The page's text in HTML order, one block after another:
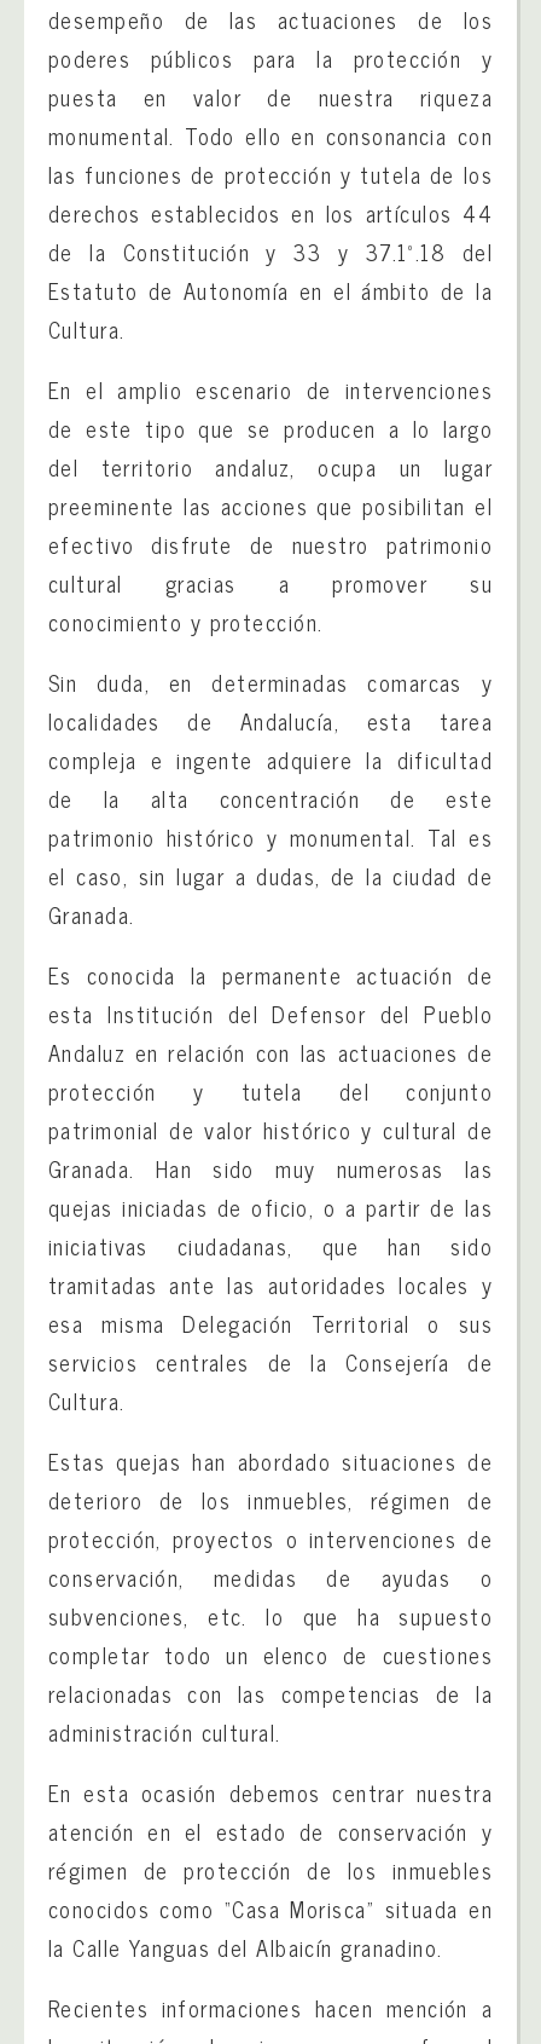
desempeño de las actuaciones de los
poderes públicos para la protección y
puesta en valor de nuestra riqueza
monumental. Todo ello en consonancia con
las funciones de protección y tutela de los
derechos establecidos en los artículos 44
de la Constitución y 33 y 37.1º.18 del
Estatuto de Autonomía en el ámbito de la
Cultura.
En el amplio escenario de intervenciones
de este tipo que se producen a lo largo
del territorio andaluz, ocupa un lugar
preeminente las acciones que posibilitan el
efectivo disfrute de nuestro patrimonio
cultural gracias a promover su
conocimiento y protección.
Sin duda, en determinadas comarcas y
localidades de Andalucía, esta tarea
compleja e ingente adquiere la dificultad
de la alta concentración de este
patrimonio histórico y monumental. Tal es
el caso, sin lugar a dudas, de la ciudad de
Granada.
Es conocida la permanente actuación de
esta Institución del Defensor del Pueblo
Andaluz en relación con las actuaciones de
protección y tutela del conjunto
patrimonial de valor histórico y cultural de
Granada. Han sido muy numerosas las
quejas iniciadas de oficio, o a partir de las
iniciativas ciudadanas, que han sido
tramitadas ante las autoridades locales y
esa misma Delegación Territorial o sus
servicios centrales de la Consejería de
Cultura.
Estas quejas han abordado situaciones de
deterioro de los inmuebles, régimen de
protección, proyectos o intervenciones de
conservación, medidas de ayudas o
subvenciones, etc. lo que ha supuesto
completar todo un elenco de cuestiones
relacionadas con las competencias de la
administración cultural.
En esta ocasión debemos centrar nuestra
atención en el estado de conservación y
régimen de protección de los inmuebles
conocidos como “Casa Morisca” situada en
la Calle Yanguas del Albaicín granadino.
Recientes informaciones hacen mención a